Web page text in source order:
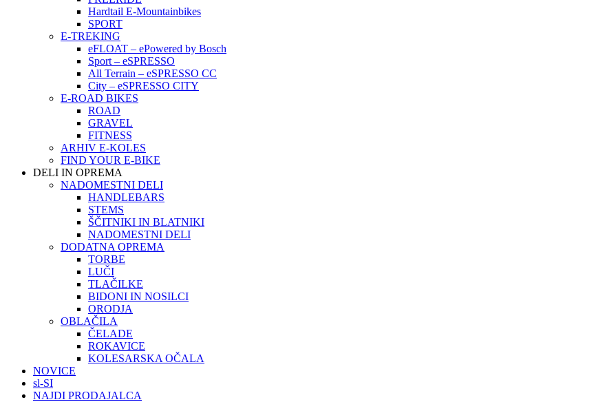
Hardtail E-Mountainbikes
SPORT
E-TREKING
eFLOAT – ePowered by Bosch
Sport – eSPRESSO
All Terrain – eSPRESSO CC
City – eSPRESSO CITY
E-ROAD BIKES
ROAD
GRAVEL
FITNESS
ARHIV E-KOLES
FIND YOUR E-BIKE
DELI IN OPREMA
NADOMESTNI DELI
HANDLEBARS
STEMS
ŠČITNIKI IN BLATNIKI
NADOMESTNI DELI
DODATNA OPREMA
TORBE
LUČI
TLAČILKE
BIDONI IN NOSILCI
ORODJA
OBLAČILA
ČELADE
ROKAVICE
KOLESARSKA OČALA
NOVICE
sl-SI
NAJDI PRODAJALCA